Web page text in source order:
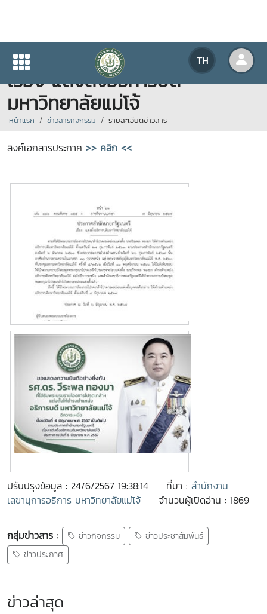
TH
ประกาศสำนักนายกรัฐมนตรี
เรื่อง แต่งตั้งอธิการบดี
มหาวิทยาลัยแม่โจ้
หน้าแรก ข่าวสารกิจกรรม รายละเอียดข่าวสาร
ลิงค์เอกสารประกาศ >> คลิก <<
ปรับปรุงข้อมูล : 24/6/2567 19:38:14 ที่มา : สำนักงาน
เลขานุการอธิการ มหาวิทยาลัยแม่โจ้
จำนวนผู้เปิดอ่าน : 1869
กลุ่มข่าวสาร : ข่าวกิจกรรม
ข่าวประชาสัมพันธ์
ข่าวประกาศ
ข่าวล่าสุด